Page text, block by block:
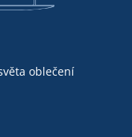
oblečení